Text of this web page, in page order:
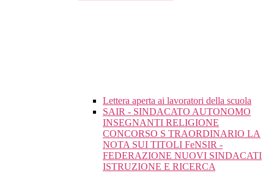
Lettera aperta ai lavoratori della scuola
SAIR - SINDACATO AUTONOMO
INSEGNANTI RELIGIONE
CONCORSO S TRAORDINARIO LA
NOTA SUI TITOLI FeNSIR -
FEDERAZIONE NUOVI SINDACATI
ISTRUZIONE E RICERCA